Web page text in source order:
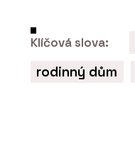
Klíčová slova:
rodinný dům